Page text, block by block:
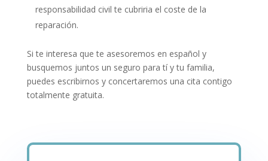
responsabilidad civil te cubriria el coste de la
reparación.
Si te interesa que te asesoremos en español y
busquemos juntos un seguro para tí y tu familia,
puedes escribirnos y concertaremos una cita contigo
totalmente gratuita.